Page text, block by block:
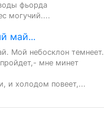
фьорда
могучий....
май...
Мой небосклон темнеет.
мне минет
и холодом повеет,...